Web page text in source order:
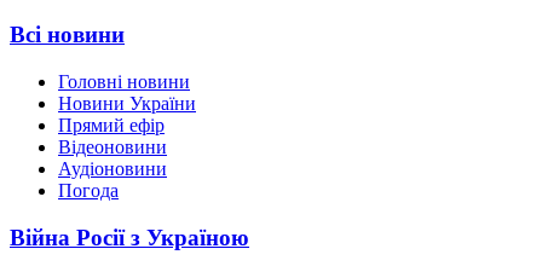
Всі новини
Головні новини
Новини України
Прямий ефір
Відеоновини
Аудіоновини
Погода
Війна Росії з Україною